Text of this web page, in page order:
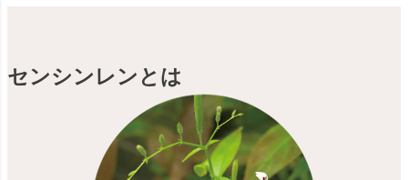
センシンレンとは